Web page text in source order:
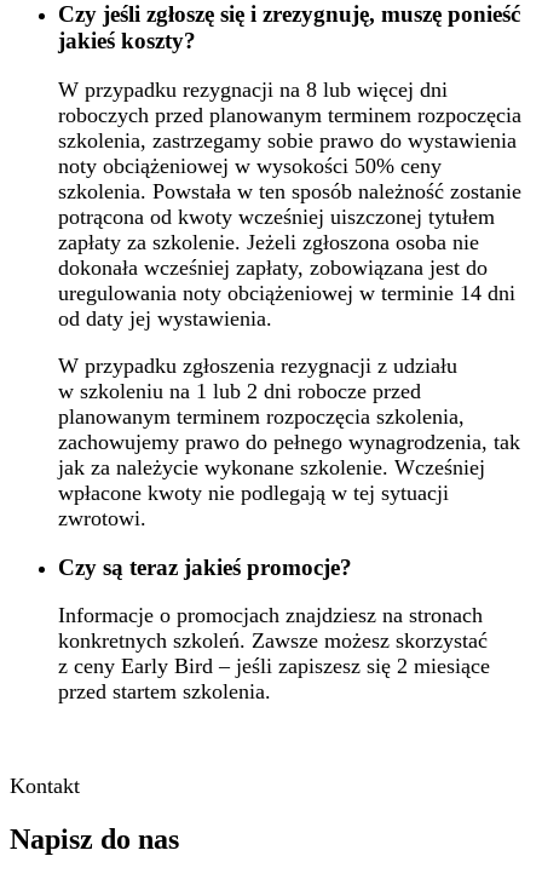
Czy jeśli zgłoszę się i zrezygnuję, muszę ponieść
jakieś koszty?
W przypadku rezygnacji na 8 lub więcej dni
roboczych przed planowanym terminem rozpoczęcia
szkolenia, zastrzegamy sobie prawo do wystawienia
noty obciążeniowej w wysokości 50% ceny
szkolenia. Powstała w ten sposób należność zostanie
potrącona od kwoty wcześniej uiszczonej tytułem
zapłaty za szkolenie. Jeżeli zgłoszona osoba nie
dokonała wcześniej zapłaty, zobowiązana jest do
uregulowania noty obciążeniowej w terminie 14 dni
od daty jej wystawienia.
W przypadku zgłoszenia rezygnacji z udziału
w szkoleniu na 1 lub 2 dni robocze przed
planowanym terminem rozpoczęcia szkolenia,
zachowujemy prawo do pełnego wynagrodzenia, tak
jak za należycie wykonane szkolenie. Wcześniej
wpłacone kwoty nie podlegają w tej sytuacji
zwrotowi.
Czy są teraz jakieś promocje?
Informacje o promocjach znajdziesz na stronach
konkretnych szkoleń. Zawsze możesz skorzystać
z ceny Early Bird – jeśli zapiszesz się 2 miesiące
przed startem szkolenia.
Kontakt
Napisz do nas